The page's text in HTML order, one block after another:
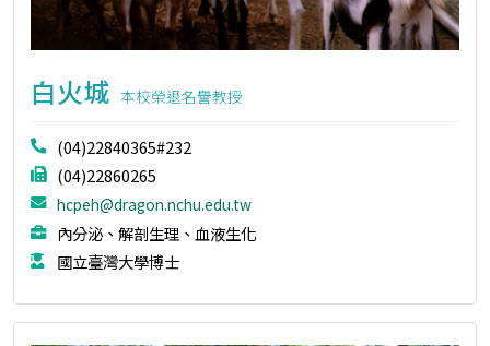
白火城 本校榮退名譽教授
(04)22840365#232
(04)22860265
hcpeh@dragon.nchu.edu.tw
內分泌、解剖生理、血液生化
國立臺灣大學博士